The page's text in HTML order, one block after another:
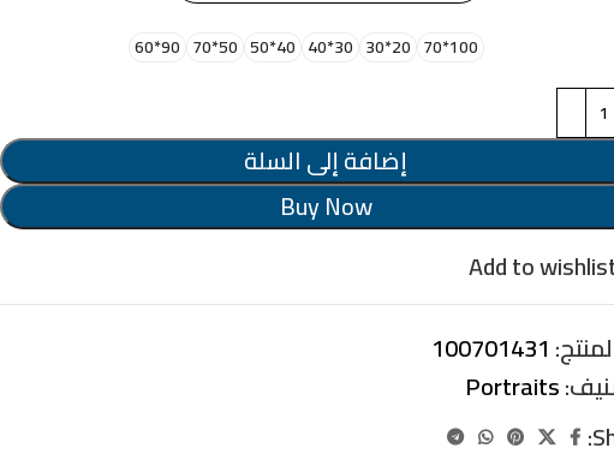
100*70
20*30
30*40
40*50
50*70
90*60
إضافة إلى السلة
Buy Now
Add to
100701431
Portraits